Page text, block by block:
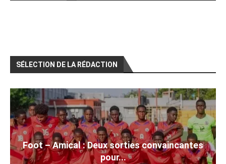
SÉLECTION DE LA RÉDACTION
Foot – Amical : Deux sorties convaincantes
pour...